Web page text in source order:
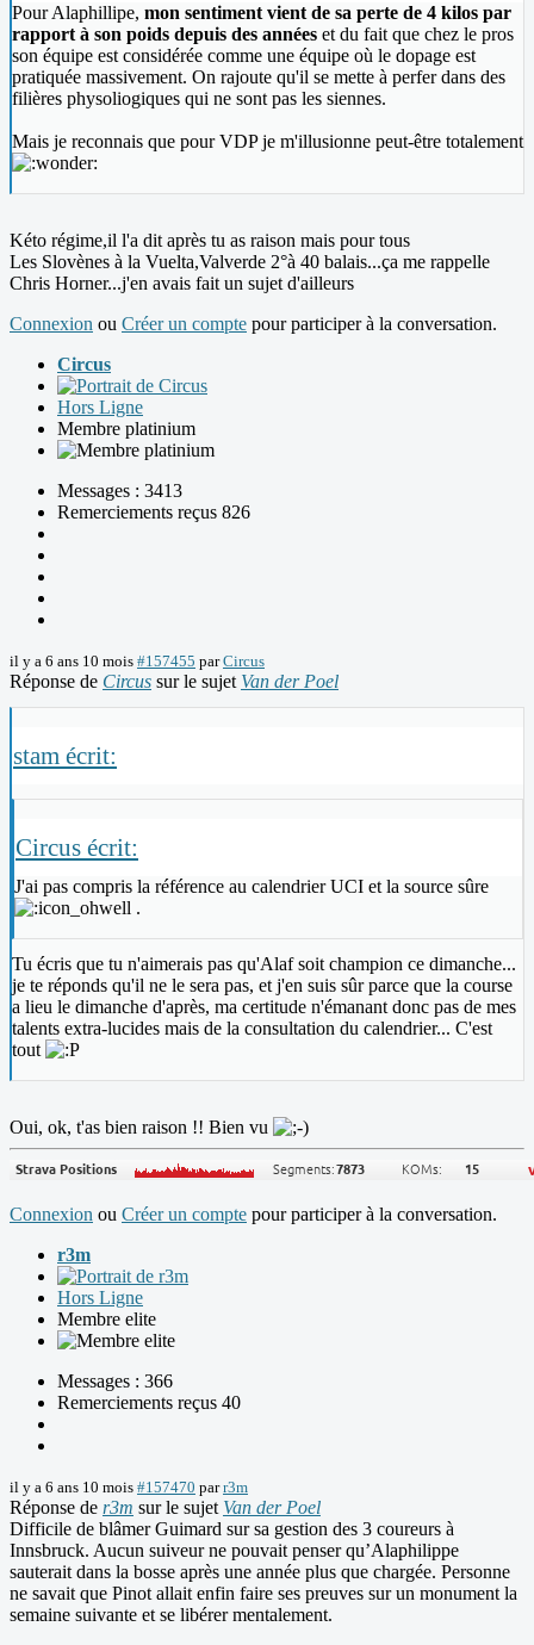
Pour Alaphillipe, mon sentiment vient de sa perte de 4 kilos par
rapport à son poids depuis des années et du fait que chez le pros
son équipe est considérée comme une équipe où le dopage est
pratiquée massivement. On rajoute qu'il se mette à perfer dans des
filières physoliogiques qui ne sont pas les siennes.
Mais je reconnais que pour VDP je m'illusionne peut-être totalement
Kéto régime,il l'a dit après tu as raison mais pour tous
Les Slovènes à la Vuelta,Valverde 2°à 40 balais...ça me rappelle
Chris Horner...j'en avais fait un sujet d'ailleurs
Connexion ou Créer un compte pour participer à la conversation.
Circus
Hors Ligne
Membre platinium
Messages : 3413
Remerciements reçus 826
il y a 6 ans 10 mois #157455 parCircus
Réponse de Circus sur le sujet Van der Poel
stam écrit:
Circus écrit:
J'ai pas compris la référence au calendrier UCI et la source sûre
.
Tu écris que tu n'aimerais pas qu'Alaf soit champion ce dimanche...
je te réponds qu'il ne le sera pas, et j'en suis sûr parce que la course
a lieu le dimanche d'après, ma certitude n'émanant donc pas de mes
talents extra-lucides mais de la consultation du calendrier... C'est
tout
Oui, ok, t'as bien raison !! Bien vu
Connexion ou Créer un compte pour participer à la conversation.
r3m
Hors Ligne
Membre elite
Messages : 366
Remerciements reçus 40
il y a 6 ans 10 mois #157470 parr3m
Réponse de r3m sur le sujet Van der Poel
Difficile de blâmer Guimard sur sa gestion des 3 coureurs à
Innsbruck. Aucun suiveur ne pouvait penser qu’Alaphilippe
sauterait dans la bosse après une année plus que chargée. Personne
ne savait que Pinot allait enfin faire ses preuves sur un monument la
semaine suivante et se libérer mentalement.